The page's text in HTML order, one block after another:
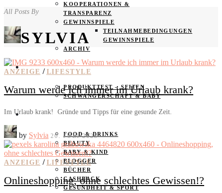
KOOPERATIONEN &
TRANSPARENZ
GEWINNSPIELE
TEILNAHMEBEDINGUNGEN
GEWINNSPIELE
ARCHIV
SPAREN
PRODUKTTEST – SEITEN
SCHWANGERSCHAFT & BABY
PRODUKTTESTER GESUCHT
FOOD & DRINKS
BEAUTY
BABY & KIND
BLOGGER
BÜCHER
CASHBACK
GESUNDHEIT & SPORT
All Posts By
SYLVIA
ANZEIGE / LIFESTYLE
Warum werde ich immer im Urlaub krank?
Im Urlaub krank! Gründe und Tipps für eine gesunde Zeit.
by Sylvia 20. JULI 2023
ANZEIGE / LIFESTYLE
Onlineshopping, ohne schlechtes Gewissen!?